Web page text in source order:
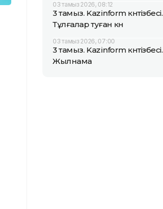
03 тамыз 2026, 08:12
3 тамыз. Kazinform күнтізбесі.
Тұлғалар туған күн
03 тамыз 2026, 07:00
3 тамыз. Kazinform күнтізбесі.
Жылнама